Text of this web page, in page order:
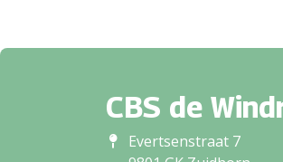
CBS de
Evertsenstraat 7